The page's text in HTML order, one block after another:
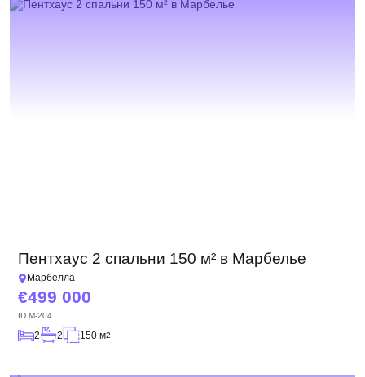
Пентхаус 2 спальни 150 м² в Марбелье
Марбелла
499 000
ID M-204
2 2 150 м2